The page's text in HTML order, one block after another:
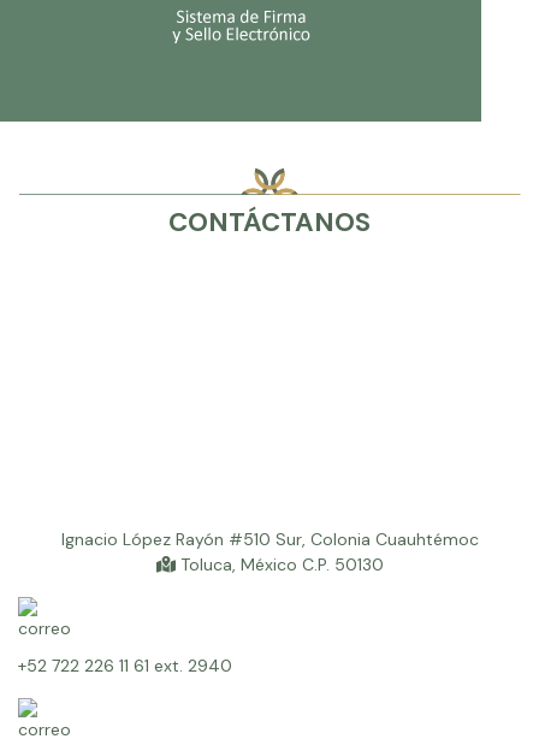
CONTÁCTANOS
Ignacio López Rayón #510 Sur, Colonia Cuauhtémoc
Toluca, México C.P. 50130
+52 722 226 11 61 ext. 2940